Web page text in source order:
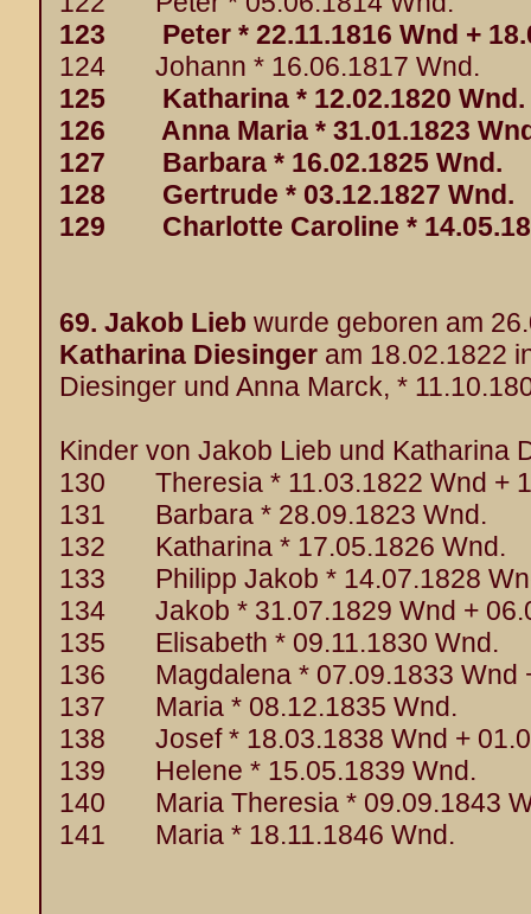
123 Peter * 22.11.1816 Wnd +
124 Johann * 16.06.1817 Wnd.
125 Katharina * 12.02.1820 Wnd.
126 Anna Maria * 31.01.1823 Wnd
127 Barbara * 16.02.1825 Wnd.
128 Gertrude * 03.12.1827 Wnd.
129 Charlotte Caroline *
69. Jakob Lieb wurde geboren am
Katharina Diesinger am 18.02.1822
Diesinger und Anna Marck, *
Kinder von Jakob Lieb und Katharina
130 Theresia * 11.03.1822 Wnd +
131 Barbara * 28.09.1823 Wnd.
132 Katharina * 17.05.1826 Wnd.
133 Philipp Jakob * 14.07.1828
134 Jakob * 31.07.1829 Wnd +
135 Elisabeth * 09.11.1830 Wnd.
136 Magdalena * 07.09.1833 Wnd
137 Maria * 08.12.1835 Wnd.
138 Josef * 18.03.1838 Wnd +
139 Helene * 15.05.1839 Wnd.
140 Maria Theresia * 09.09.1843
141 Maria * 18.11.1846 Wnd.